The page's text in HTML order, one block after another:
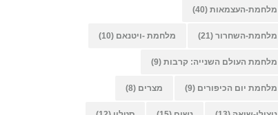
מלחמת-העצמאות (40)
מלחמת-השחרור (21) מלחמת -ויטנאם (10)
מלחמת העולם השנייה: קרבות (9)
מלחמת יום הכיפורים (9) מצרים (8)